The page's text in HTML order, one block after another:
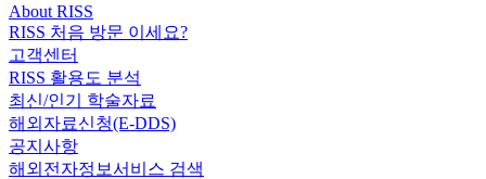
About RISS
RISS 처음 방문 이세요?
고객센터
RISS 활용도 분석
최신/인기 학술자료
해외자료신청(E-DDS)
공지사항
해외전자정보서비스 검색